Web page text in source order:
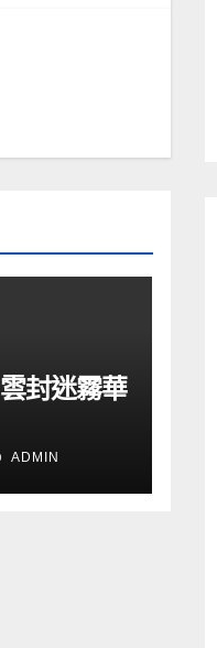
封迷霧華
ADMIN